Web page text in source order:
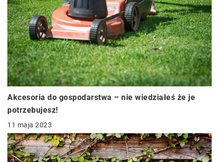
Akcesoria do gospodarstwa – nie wiedziałeś że je
potrzebujesz!
11 maja 2023